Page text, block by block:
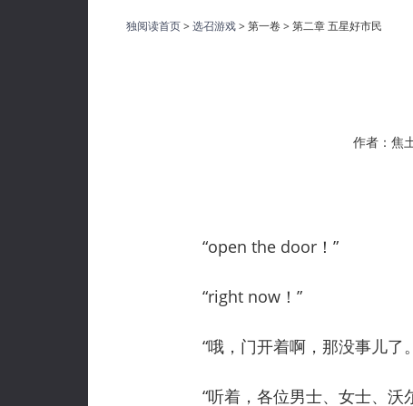
独阅读首页>选召游戏> 第一卷 > 第二章 五星好市民
作者：焦
“open the door！”
“right now！”
“哦，门开着啊，那没事儿了
“听着，各位男士、女士、沃